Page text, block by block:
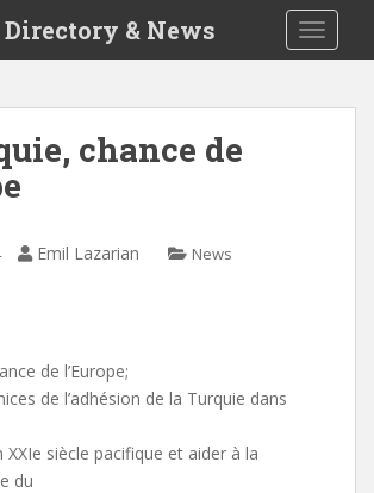
& News
chance de
Emil Lazarian News
de l’Europe;
de l’adhésion de la Turquie dans
XXIe siècle pacifique et aider à la
du